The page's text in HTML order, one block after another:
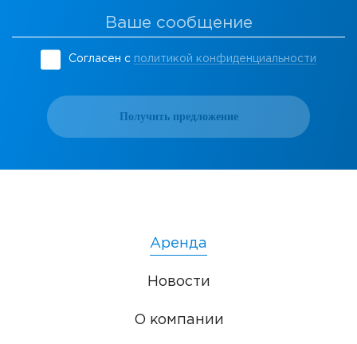
Согласен с политикой конфиденциальности
Получить предложение
Аренда
Новости
О компании